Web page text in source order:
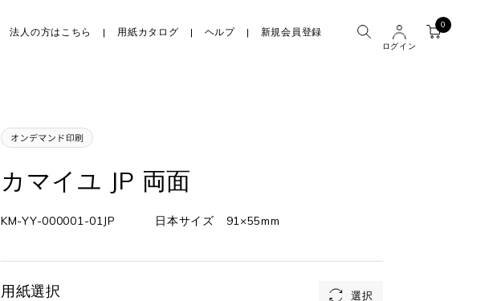
法人の方はこちら 用紙カタログ ヘルプ 新規会員登録
ログイン
0
カマイユ JP 両面
KM-YY-000001-01JP 日本サイズ 91×55mm
用紙選択